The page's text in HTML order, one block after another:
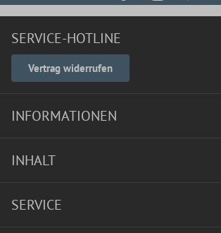
SERVICE-HOTLINE
Vertrag widerrufen
INFORMATIONEN
INHALT
SERVICE